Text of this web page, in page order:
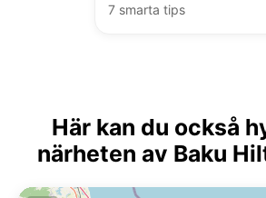
7 smarta tips
Här kan du också
närheten av Baku